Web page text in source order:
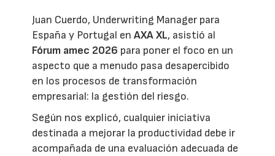
Juan Cuerdo, Underwriting Manager para
España y Portugal enAXA XL, asistió al
Fórum amec 2026 para poner el foco en un
aspecto que a menudo pasa desapercibido
en los procesos de transformación
empresarial: la gestión del riesgo.
Según nos explicó, cualquier iniciativa
destinada a mejorar la productividad debe ir
acompañada de una evaluación adecuada de